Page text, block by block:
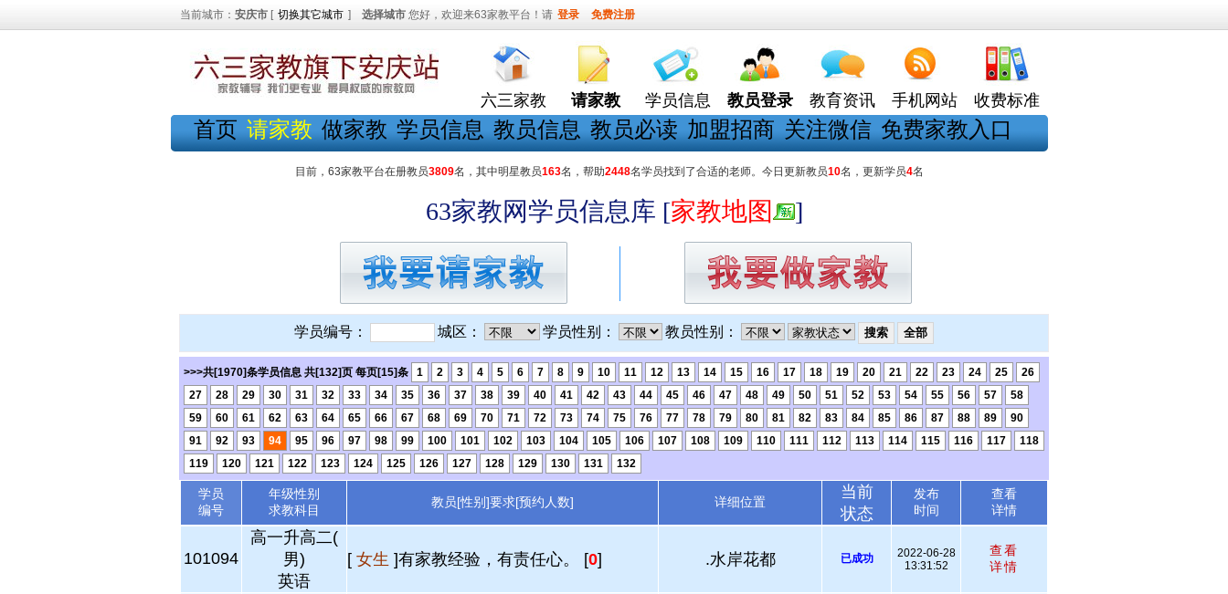
当前城市： 安庆市 [ 切换其它城市 ] 选择城市 您好，欢迎来63家教平台！请 登录 免费注册
六三家教 请家教 学员信息 教员登录 教育资讯 手机网站 收费标准
首页 请家教 做家教 学员信息 教员信息 教员必读 加盟招商 关注微信 免费家教入口
目前，63家教平台在册教员3809名，其中明星教员163名，帮助2448名学员找到了合适的老师。今日更新教员10名，更新学员4名
63家教网学员信息库 [家教地图 ]
学员编号： 城区： 学员性别： 教员性别：
>>>共[1970]条学员信息 共[132]页 每页[15]条 1 2 3 4 5 6 7 8 9 10 11 12 13 14 15 16 17 18 19 20 21 22 23 24 25
26
27
28 29 30 31 32 33 34 35 36 37 38 39 40 41 42 43 44 45 46 47 48 49 50 51 52 53 54 55 56 57
58
59
60 61 62 63 64 65 66 67 68 69 70 71 72 73 74 75 76 77 78 79 80 81 82 83 84 85 86 87 88 89
90
91
92 93 94 95 96 97 98 99 100 101 102 103 104 105 106 107 108 109 110 111 112 113 114 115 116 117
118
119
120 121 122 123 124 125 126 127 128 129 130 131 132
学员
编号
年级性别
求教科目
教员[性别]要求[预约人数] 详细位置
当前
状态
发布
时间
查看
详情
101094
高一升高二(
男)
英语
[ 女生 ]有家教经验，有责任心。 [0] .水岸花都 已成功
2022-06-28
13:31:52
查看
详情